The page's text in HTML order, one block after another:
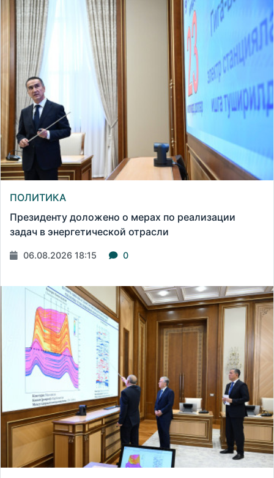
ПОЛИТИКА
Президенту доложено о мерах по реализации
задач в энергетической отрасли
06.08.2026 18:15 0